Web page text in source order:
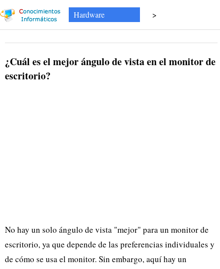
Hardware >
¿Cuál es el mejor ángulo de vista en el monitor de
escritorio?
No hay un solo ángulo de vista "mejor" para un monitor de
escritorio, ya que depende de las preferencias individuales y
de cómo se usa el monitor. Sin embargo, aquí hay un